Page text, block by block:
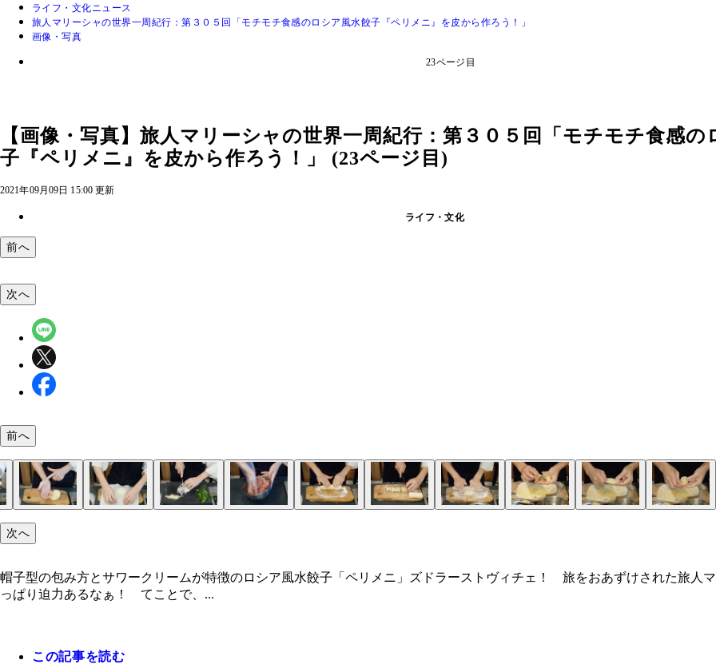
ライフ・文化ニュース
旅人マリーシャの世界一周紀行：第３０５回「モチモチ食感のロシア風水餃子『ペリメニ』を皮から作ろう！」
画像・写真
23ページ目
【画像・写真】旅人マリーシャの世界一周紀行：第３０５回「モチモチ食感の
子『ペリメニ』を皮から作ろう！」 (23ページ目)
2021年09月09日 15:00 更新
ライフ・文化
前へ
次へ
前へ
次へ
帽子型の包み方とサワークリームが特徴のロシア風水餃子「ペリメニ」ズドラーストヴィチェ！ 旅をおあずけされた旅人
っぱり迫力あるなぁ！ てことで、...
この記事を読む